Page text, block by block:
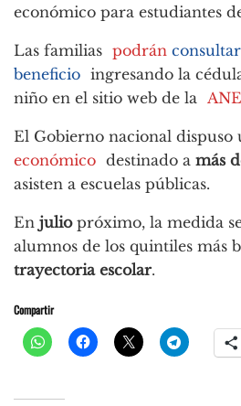
económico para estudiantes
Las familias podrán
beneficio ingresando la
niño en el sitio web de la
El Gobierno nacional dispuso
económico destinado amás
asisten a escuelas públicas.
En julio próximo, la medida
alumnos de los quintiles más
trayectoria escolar.
Compartir